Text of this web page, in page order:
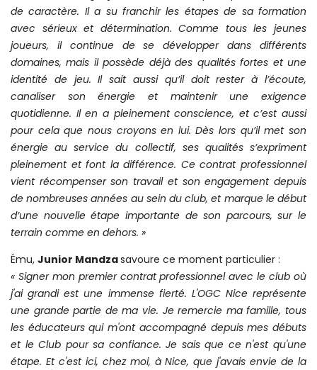
de caractère. Il a su franchir les étapes de sa formation
avec sérieux et détermination. Comme tous les jeunes
joueurs, il continue de se développer dans différents
domaines, mais il possède déjà des qualités fortes et une
identité de jeu. Il sait aussi qu’il doit rester à l’écoute,
canaliser son énergie et maintenir une exigence
quotidienne. Il en a pleinement conscience, et c’est aussi
pour cela que nous croyons en lui. Dès lors qu’il met son
énergie au service du collectif, ses qualités s’expriment
pleinement et font la différence. Ce contrat professionnel
vient récompenser son travail et son engagement depuis
de nombreuses années au sein du club, et marque le début
d’une nouvelle étape importante de son parcours, sur le
terrain comme en dehors. »
Ému, Junior Mandzasavoure ce moment particulier :
« Signer mon premier contrat professionnel avec le club où
j'ai grandi est une immense fierté. L'OGC Nice représente
une grande partie de ma vie. Je remercie ma famille, tous
les éducateurs qui m'ont accompagné depuis mes débuts
et le Club pour sa confiance. Je sais que ce n'est qu'une
étape. Et c'est ici, chez moi, à Nice, que j'avais envie de la